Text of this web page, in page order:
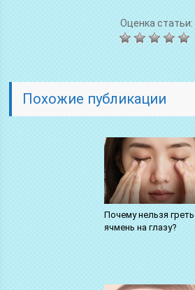
Оценка статьи:
Похожие публикации
Почему нельзя греть
ячмень на глазу?